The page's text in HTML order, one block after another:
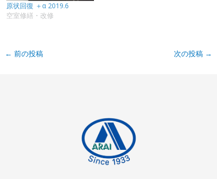
原状回復 ＋α 2019.6
空室修繕・改修
← 前の投稿 次の投稿 →